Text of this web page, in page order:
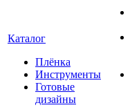
Каталог
Плёнка
Инструменты
Готовые
дизайны